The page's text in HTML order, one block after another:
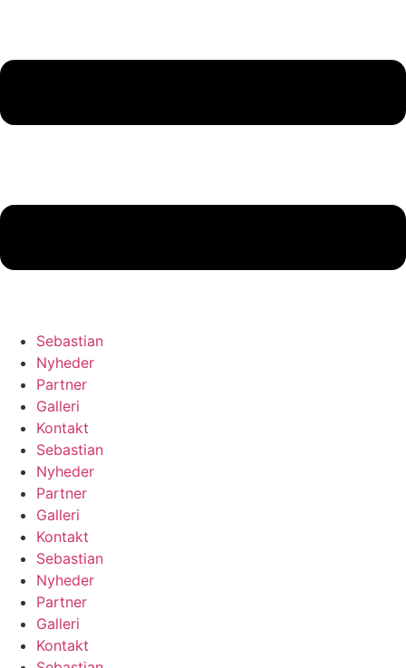
Sebastian
Nyheder
Partner
Galleri
Kontakt
Sebastian
Nyheder
Partner
Galleri
Kontakt
Sebastian
Nyheder
Partner
Galleri
Kontakt